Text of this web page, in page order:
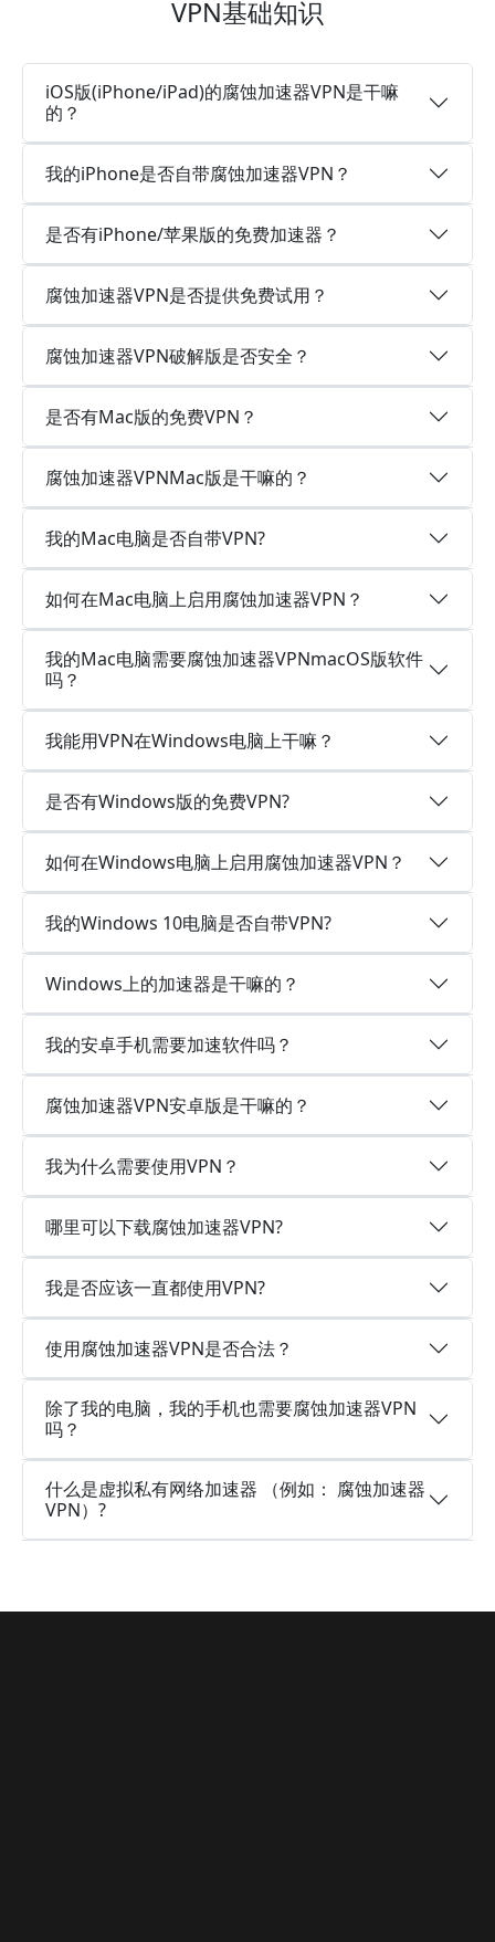
VPN基础知识
iOS版(iPhone/iPad)的腐蚀加速器VPN是干嘛
的？
我的iPhone是否自带腐蚀加速器VPN？
是否有iPhone/苹果版的免费加速器？
腐蚀加速器VPN是否提供免费试用？
腐蚀加速器VPN破解版是否安全？
是否有Mac版的免费VPN？
腐蚀加速器VPNMac版是干嘛的？
我的Mac电脑是否自带VPN?
如何在Mac电脑上启用腐蚀加速器VPN？
我的Mac电脑需要腐蚀加速器VPNmacOS版软件
吗？
我能用VPN在Windows电脑上干嘛？
是否有Windows版的免费VPN?
如何在Windows电脑上启用腐蚀加速器VPN？
我的Windows 10电脑是否自带VPN?
Windows上的加速器是干嘛的？
我的安卓手机需要加速软件吗？
腐蚀加速器VPN安卓版是干嘛的？
我为什么需要使用VPN？
哪里可以下载腐蚀加速器VPN?
我是否应该一直都使用VPN?
使用腐蚀加速器VPN是否合法？
除了我的电脑，我的手机也需要腐蚀加速器VPN
吗？
什么是虚拟私有网络加速器 （例如： 腐蚀加速器
VPN）?